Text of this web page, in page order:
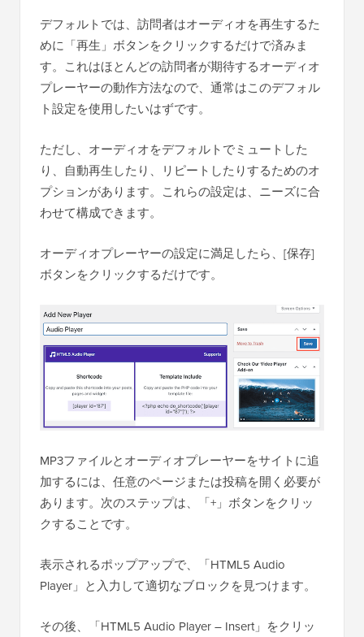
デフォルトでは、訪問者はオーディオを再生するた
めに「再生」ボタンをクリックするだけで済みま
す。これはほとんどの訪問者が期待するオーディオ
プレーヤーの動作方法なので、通常はこのデフォル
ト設定を使用したいはずです。
ただし、オーディオをデフォルトでミュートした
り、自動再生したり、リピートしたりするためのオ
プションがあります。これらの設定は、ニーズに合
わせて構成できます。
オーディオプレーヤーの設定に満足したら、[保存]
ボタンをクリックするだけです。
MP3ファイルとオーディオプレーヤーをサイトに追
加するには、任意のページまたは投稿を開く必要が
あります。次のステップは、「+」ボタンをクリッ
クすることです。
表示されるポップアップで、「HTML5 Audio
Player」と入力して適切なブロックを見つけます。
その後、「HTML5 Audio Player – Insert」をクリッ